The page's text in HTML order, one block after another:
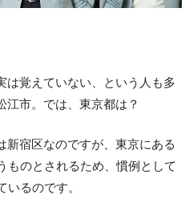
は覚えていない、という人も多
市。では、東京都は？
新宿区なのですが、東京にある
ものとされるため、慣例として
るのです。